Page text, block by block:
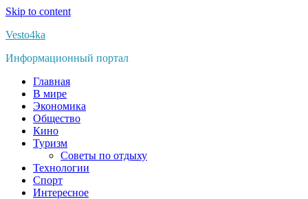
Skip to content
Vesto4ka
Информационный портал
Главная
В мире
Экономика
Общество
Кино
Туризм
Советы по отдыху
Технологии
Спорт
Интересное